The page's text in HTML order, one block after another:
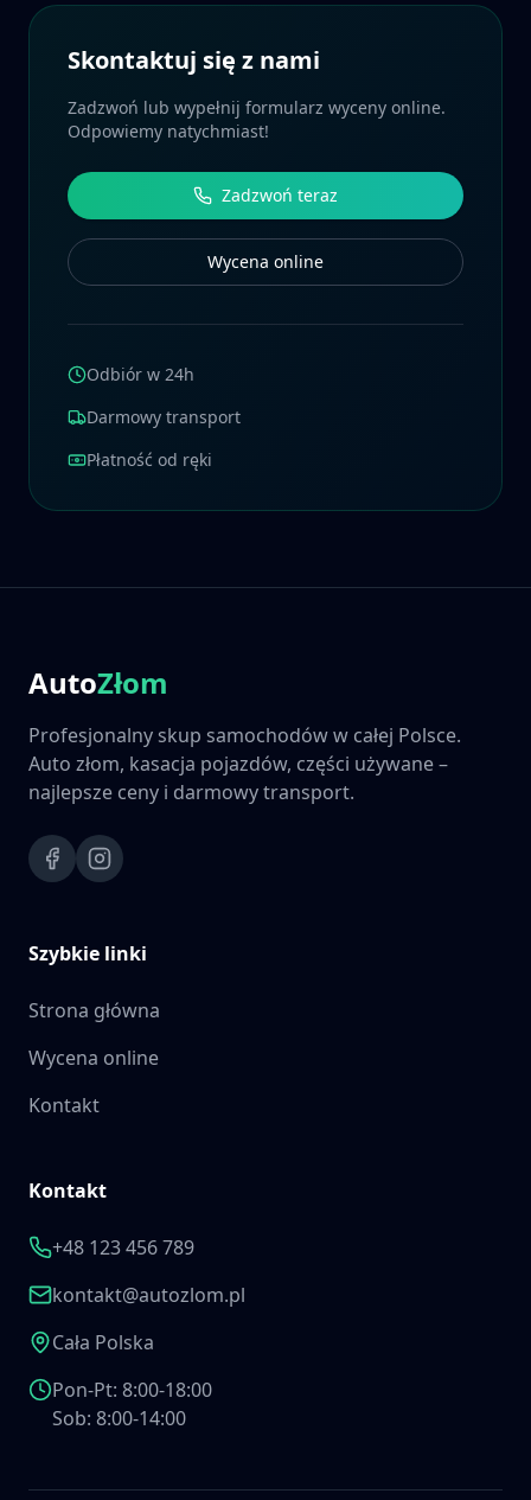
Skontaktuj się z nami
Zadzwoń lub wypełnij formularz wyceny online.
Odpowiemy natychmiast!
Zadzwoń teraz
Wycena online
Odbiór w 24h
Darmowy transport
Płatność od ręki
AutoZłom
Profesjonalny skup samochodów w całej Polsce.
Auto złom, kasacja pojazdów, części używane –
najlepsze ceny i darmowy transport.
Szybkie linki
Strona główna
Wycena online
Kontakt
Kontakt
+48 123 456 789
kontakt@autozlom.pl
Cała Polska
Pon-Pt: 8:00-18:00
Sob: 8:00-14:00